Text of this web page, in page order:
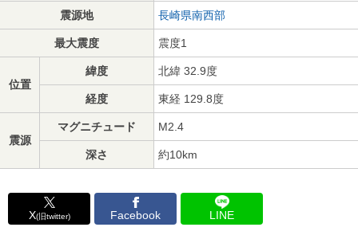
震源地 長崎県南西部
最大震度 震度1
位置
緯度 北緯 32.9度
経度 東経 129.8度
震源
マグニチュード M2.4
深さ 約10km
X(旧twitter) Facebook LINE